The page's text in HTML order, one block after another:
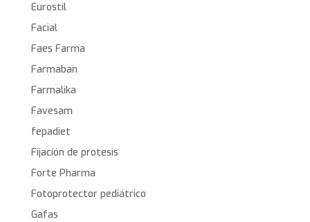
Eurostil
Facial
Faes Farma
Farmaban
Farmalika
Favesam
fepadiet
Fijación de protesis
Forte Pharma
Fotoprotector pediátrico
Gafas